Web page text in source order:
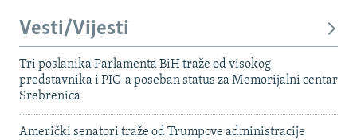
Vesti/Vijesti
Tri poslanika Parlamenta BiH traže od visokog
predstavnika i PIC-a poseban status za Memorijalni centar
Srebrenica
Američki senatori traže od Trumpove administracije